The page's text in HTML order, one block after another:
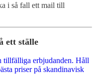
i så fall ett mail till
ett ställe
tillfälliga erbjudanden. Håll
priser på skandinavisk